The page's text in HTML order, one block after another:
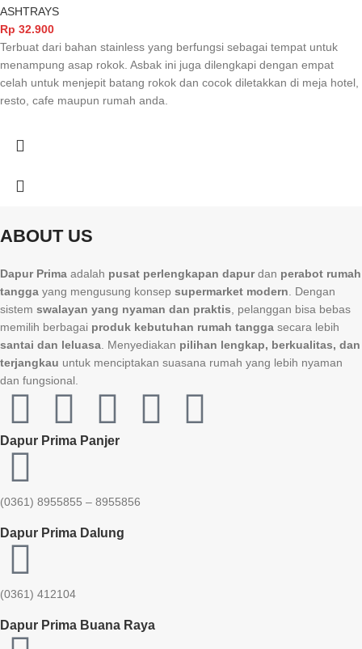
ASHTRAYS
Rp 32.900
Terbuat dari bahan stainless yang berfungsi sebagai tempat untuk
menampung asap rokok. Asbak ini juga dilengkapi dengan empat
celah untuk menjepit batang rokok dan cocok diletakkan di meja hotel,
resto, cafe maupun rumah anda.
ABOUT US
Dapur Prima adalah pusat perlengkapan dapurdan perabot rumah
tangga yang mengusung konsep supermarket modern . Dengan
sistem swalayan yang nyaman dan praktis , pelanggan bisa bebas
memilih berbagai produk kebutuhan rumah tangga secara lebih
santai dan leluasa . Menyediakan pilihan lengkap, berkualitas, dan
terjangkau untuk menciptakan suasana rumah yang lebih nyaman
dan fungsional.
Dapur Prima Panjer
(0361) 8955855 – 8955856​
Dapur Prima Dalung
(0361) 412104
Dapur Prima Buana Raya